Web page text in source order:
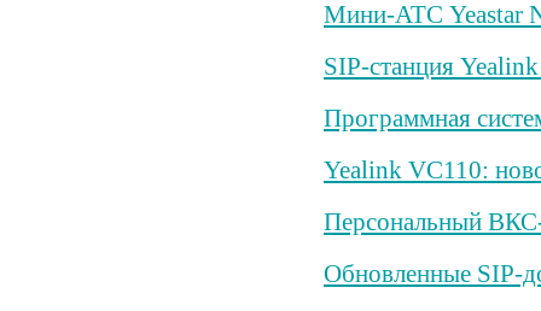
Мини-АТС Yeastar
SIP-станция
Программная
Yealink VC110:
Персональный
Обновленные SIP-